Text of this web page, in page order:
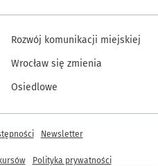
Rozwój komunikacji miejskiej
Wrocław się zmienia
Osiedlowe
Newsletter
Polityka prywatności